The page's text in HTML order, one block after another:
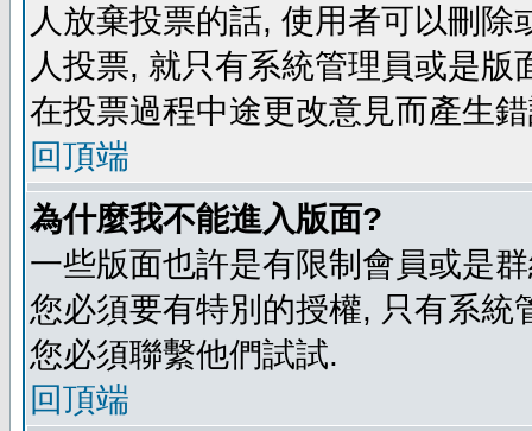
人放棄投票的話, 使用者可以刪
人投票, 就只有系統管理員或是
在投票過程中途更改意見而產生
回頂端
為什麼我不能進入版面?
一些版面也許是有限制會員或是
您必須要有特別的授權, 只有系
您必須聯繫他們試試.
回頂端